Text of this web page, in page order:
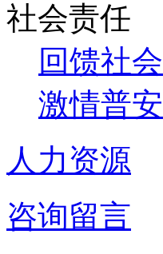
社会责任
回馈社会
激情普安
人力资源
咨询留言